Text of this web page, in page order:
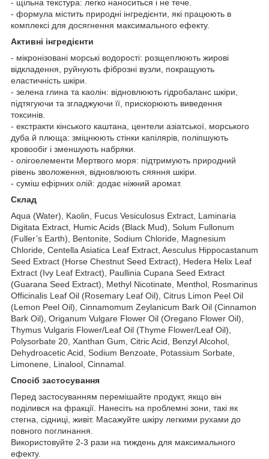
- щільна текстура: легко наноситься і не тече.
- формула містить природні інгредієнти, які працюють в
комплексі для досягнення максимального ефекту.
Активні інгредієнти
- мікронізовані морські водорості: розщеплюють жирові
відкладення, руйнують фіброзні вузли, покращують
еластичність шкіри.
- зелена глина та каолін: відновлюють гідробаланс шкіри,
підтягуючи та згладжуючи її, прискорюють виведення
токсинів.
- екстракти кінського каштана, центели азіатської, морського
дуба й плюща: зміцнюють стінки капілярів, поліпшують
кровообіг і зменшують набряки.
- олігоелементи Мертвого моря: підтримують природний
рівень зволоження, відновлюють сяяння шкіри.
- суміш ефірних олій: додає ніжний аромат.
Склад
Aqua (Water), Kaolin, Fucus Vesiculosus Extract, Laminaria
Digitata Extract, Humic Acids (Black Mud), Solum Fullonum
(Fuller’s Earth), Bentonite, Sodium Chloride, Magnesium
Chloride, Centella Asiatica Leaf Extract, Aesculus Hippocastanum
Seed Extract (Horse Chestnut Seed Extract), Hedera Helix Leaf
Extract (Ivy Leaf Extract), Paullinia Cupana Seed Extract
(Guarana Seed Extract), Methyl Nicotinate, Menthol, Rosmarinus
Officinalis Leaf Oil (Rosemary Leaf Oil), Citrus Limon Peel Oil
(Lemon Peel Oil), Cinnamomum Zeylanicum Bark Oil (Cinnamon
Bark Oil), Origanum Vulgare Flower Oil (Oregano Flower Oil),
Thymus Vulgaris Flower/Leaf Oil (Thyme Flower/Leaf Oil),
Polysorbate 20, Xanthan Gum, Citric Acid, Benzyl Alcohol,
Dehydroacetic Acid, Sodium Benzoate, Potassium Sorbate,
Limonene, Linalool, Cinnamal.
Спосіб застосування
Перед застосуванням перемішайте продукт, якщо він
поділився на фракції. Нанесіть на проблемні зони, такі як
стегна, сідниці, живіт. Масажуйте шкіру легкими рухами до
повного поглинання.
Використовуйте 2-3 рази на тиждень для максимального
ефекту.